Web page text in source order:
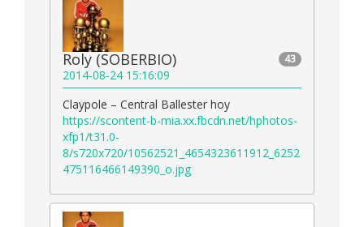
43
Roly (SOBERBIO)
2014-08-24 15:16:09
Claypole – Central Ballester hoy
https://scontent-b-mia.xx.fbcdn.net/hphotos-
xfp1/t31.0-
8/s720x720/10562521_4654323611912_6252
475116466149390_o.jpg